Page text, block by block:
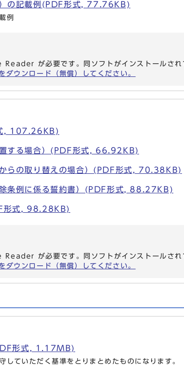
の記載例(PDF形式, 77.76KB)
例
が必要です。同ソフトがインストールされ
ウンロード（無償）してください。
, 107.26KB)
する場合）(PDF形式, 66.92KB)
らの取り替えの場合）(PDF形式, 70.38KB)
条例に係る誓約書）(PDF形式, 88.27KB)
形式, 98.28KB)
が必要です。同ソフトがインストールされ
ウンロード（無償）してください。
形式, 1.17MB)
していただく基準をとりまとめたものになります。